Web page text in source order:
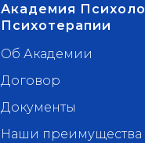
Академия
Психотерапии
Об Академии
Договор
Документы
Наши преимущества